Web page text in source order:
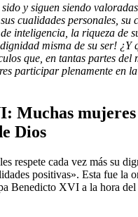
y siguen siendo
cualidades personales, su
inteligencia, la riqueza de
misma de su ser! ¿Y
que, en tantas partes del
participar plenamente en
Muchas
Dios
respete cada vez más su
positivas». Esta fue la
Benedicto XVI a la hora del